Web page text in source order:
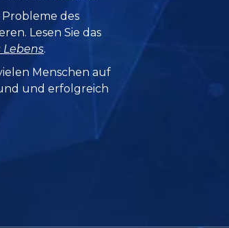
des
Lesen Sie das
Lebens.
Menschen auf
und erfolgreich